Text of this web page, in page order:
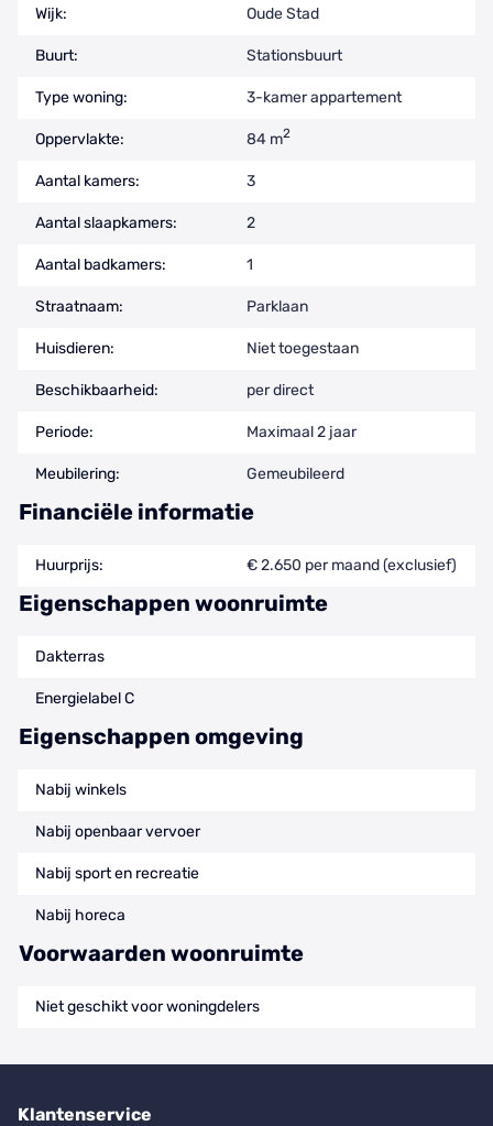
Wijk: Oude Stad
Buurt: Stationsbuurt
Type woning: 3-kamer appartement
Oppervlakte: 84 m2
Aantal kamers: 3
Aantal slaapkamers: 2
Aantal badkamers: 1
Straatnaam: Parklaan
Huisdieren: Niet toegestaan
Beschikbaarheid: per direct
Periode: Maximaal 2 jaar
Meubilering: Gemeubileerd
Financiële informatie
Huurprijs: € 2.650 per maand (exclusief)
Eigenschappen woonruimte
Dakterras
Energielabel C
Eigenschappen omgeving
Nabij winkels
Nabij openbaar vervoer
Nabij sport en recreatie
Nabij horeca
Voorwaarden woonruimte
Niet geschikt voor woningdelers
Klantenservice